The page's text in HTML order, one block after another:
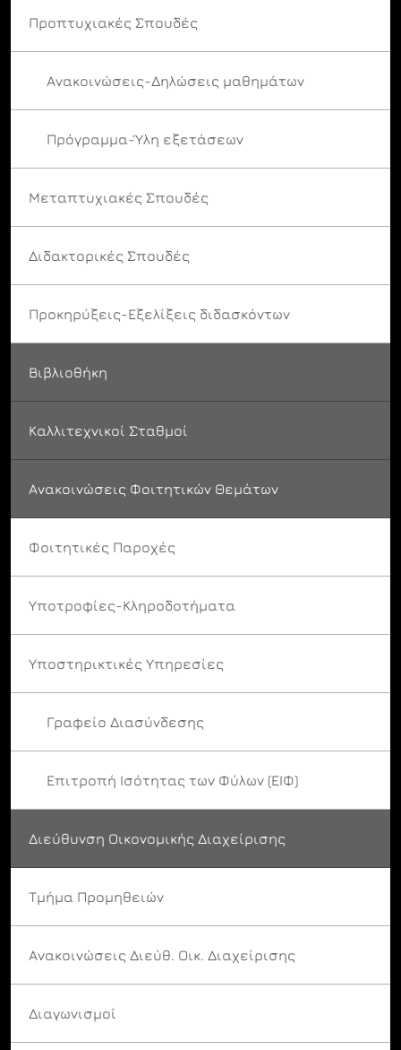
Προπτυχιακές Σπουδές
Ανακοινώσεις-Δηλώσεις μαθημάτων
Πρόγραμμα-Ύλη εξετάσεων
Μεταπτυχιακές Σπουδές
Διδακτορικές Σπουδές
Προκηρύξεις-Εξελίξεις διδασκόντων
Βιβλιοθήκη
Καλλιτεχνικοί Σταθμοί
Ανακοινώσεις Φοιτητικών Θεμάτων
Φοιτητικές Παροχές
Υποτροφίες-Κληροδοτήματα
Υποστηρικτικές Υπηρεσίες
Γραφείο Διασύνδεσης
Επιτροπή Ισότητας των Φύλων (ΕΙΦ)
Διεύθυνση Οικονομικής Διαχείρισης
Τμήμα Προμηθειών
Ανακοινώσεις Διεύθ. Οικ. Διαχείρισης
Διαγωνισμοί